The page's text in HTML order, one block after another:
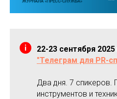
22-23 сентября
"Телеграм для PR-
Два дня. 7 спикеров.
инструментов и